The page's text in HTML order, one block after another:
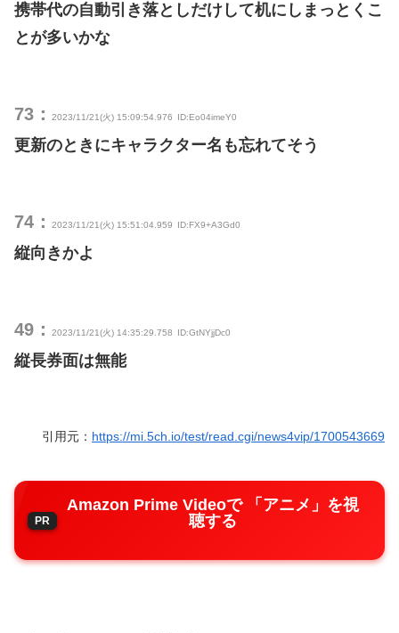
携帯代の自動引き落としだけして机にしまっとくこ
とが多いかな
73： 2023/11/21(火) 15:09:54.976 ID:Eo04imeY0
更新のときにキャラクター名も忘れてそう
74： 2023/11/21(火) 15:51:04.959 ID:FX9+A3Gd0
縦向きかよ
49： 2023/11/21(火) 14:35:29.758 ID:GtNYjjDc0
縦長券面は無能
引用元： https://mi.5ch.io/test/read.cgi/news4vip/1700543669
Amazon Prime Videoで 「アニメ」を視
聴する